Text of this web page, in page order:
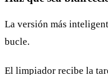
La versión más
bucle.
El limpiador recibe la